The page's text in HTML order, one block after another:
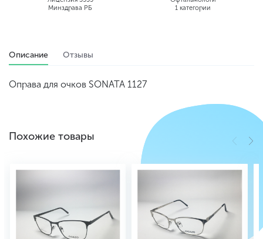
Минздрава РБ
1 категории
Описание Отзывы
Оправа для очков SONATA 1127
Похожие товары